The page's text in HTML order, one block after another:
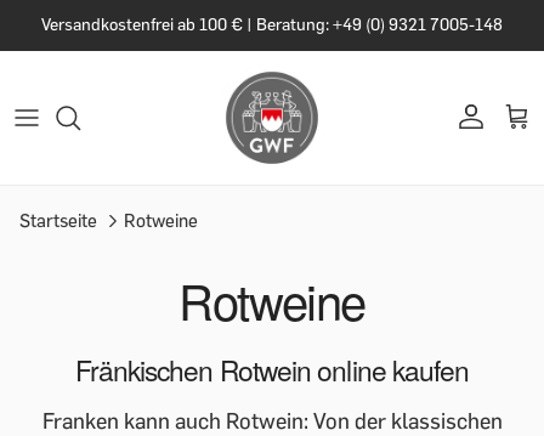
Versandkostenfrei ab 100 € | Beratung: +49 (0) 9321 7005-148
Startseite Rotweine
Rotweine
Fränkischen Rotwein online kaufen
Franken kann auch Rotwein: Von der klassischen